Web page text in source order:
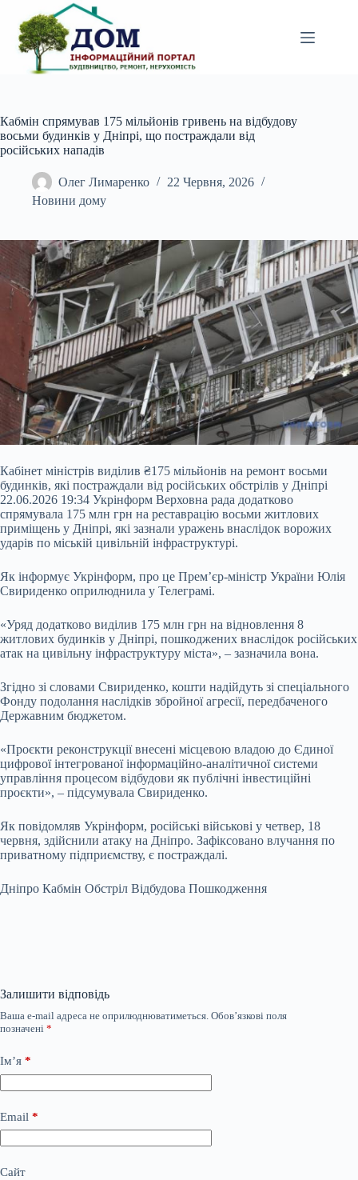
вмісту
Кабмін спрямував 175 мільйонів гривень на відбудову
восьми будинків у Дніпрі, що постраждали від
російських нападів
Олег Лимаренко
22 Червня, 2026
Новини дому
Кабінет міністрів виділив ₴175 мільйонів на ремонт восьми
будинків, які постраждали від російських обстрілів у Дніпрі
22.06.2026 19:34 Укрінформ Верховна рада додатково
спрямувала 175 млн грн на реставрацію восьми житлових
приміщень у Дніпрі, які зазнали уражень внаслідок ворожих
ударів по міській цивільній інфраструктурі.
Як інформує Укрінформ, про це Прем’єр-міністр України Юлія
Свириденко оприлюднила у Телеграмі.
«Уряд додатково виділив 175 млн грн на відновлення 8
житлових будинків у Дніпрі, пошкоджених внаслідок російських
атак на цивільну інфраструктуру міста», – зазначила вона.
Згідно зі словами Свириденко, кошти надійдуть зі спеціального
Фонду подолання наслідків збройної агресії, передбаченого
Державним бюджетом.
«Проєкти реконструкції внесені місцевою владою до Єдиної
цифрової інтегрованої інформаційно-аналітичної системи
управління процесом відбудови як публічні інвестиційні
проєкти», – підсумувала Свириденко.
Як повідомляв Укрінформ, російські військові у четвер, 18
червня, здійснили атаку на Дніпро. Зафіксовано влучання по
приватному підприємству, є постраждалі.
Дніпро Кабмін Обстріл Відбудова Пошкодження
Залишити відповідь
Ваша e-mail адреса не оприлюднюватиметься. Обов’язкові поля
позначені *
Ім’я *
Email *
Сайт